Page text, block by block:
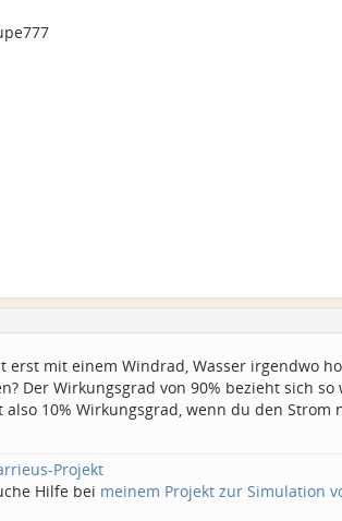
erst mit einem Windrad, Wasser irgendwo
Der Wirkungsgrad von 90% bezieht sich
also 10% Wirkungsgrad, wenn du den Strom
Projekt
Hilfe bei meinem Projekt zur Simulation